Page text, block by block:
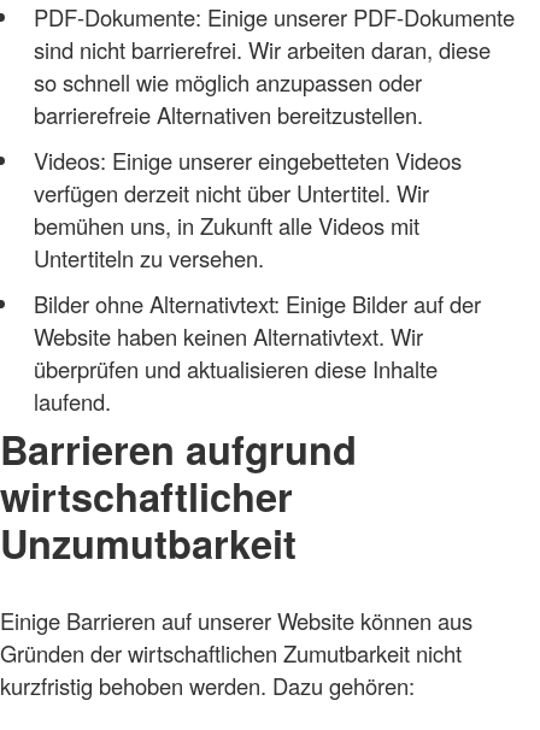
PDF-Dokumente: Einige unserer PDF-Dokumente
sind nicht barrierefrei. Wir arbeiten daran, diese
so schnell wie möglich anzupassen oder
barrierefreie Alternativen bereitzustellen.
Videos: Einige unserer eingebetteten Videos
verfügen derzeit nicht über Untertitel. Wir
bemühen uns, in Zukunft alle Videos mit
Untertiteln zu versehen.
Bilder ohne Alternativtext: Einige Bilder auf der
Website haben keinen Alternativtext. Wir
überprüfen und aktualisieren diese Inhalte
laufend.
Barrieren aufgrund
wirtschaftlicher
Unzumutbarkeit
Einige Barrieren auf unserer Website können aus
Gründen der wirtschaftlichen Zumutbarkeit nicht
kurzfristig behoben werden. Dazu gehören: